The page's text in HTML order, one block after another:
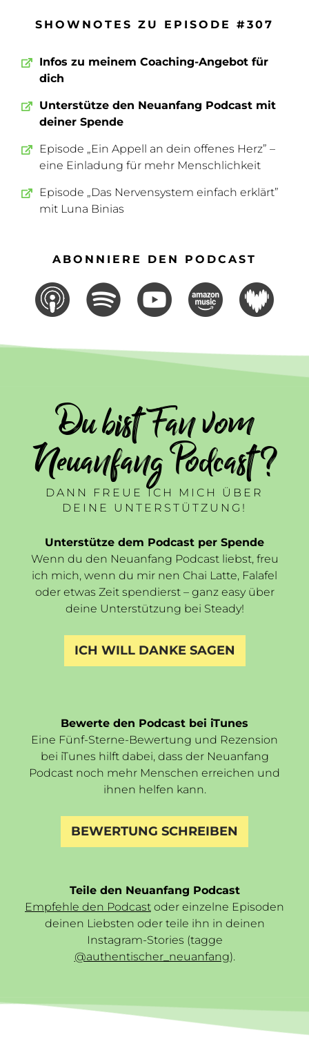
SHOWNOTES ZU EPISODE #307
Infos zu meinem Coaching-Angebot für
dich
Unterstütze den Neuanfang Podcast mit
deiner Spende
Episode „Ein Appell an dein offenes Herz” –
eine Einladung für mehr Menschlichkeit
Episode „Das Nervensystem einfach erklärt”
mit Luna Binias
ABONNIERE DEN PODCAST
Du bist Fan vom
Neuanfang Podcast ?
DANN FREUE ICH MICH ÜBER
DEINE UNTERSTÜTZUNG!
Unterstütze dem Podcast per Spende
Wenn du den Neuanfang Podcast liebst, freu
ich mich, wenn du mir nen Chai Latte, Falafel
oder etwas Zeit spendierst – ganz easy über
deine Unterstützung bei Steady!
ICH WILL DANKE SAGEN
Bewerte den Podcast bei iTunes
Eine Fünf-Sterne-Bewertung und Rezension
bei iTunes hilft dabei, dass der Neuanfang
Podcast noch mehr Menschen erreichen und
ihnen helfen kann.
BEWERTUNG SCHREIBEN
Teile den Neuanfang Podcast
Empfehle den Podcast oder einzelne Episoden
deinen Liebsten oder teile ihn in deinen
Instagram-Stories (tagge
@authentischer_neuanfang).